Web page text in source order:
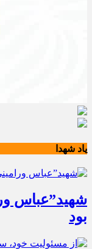
یاد شهدا
شهید”عباس
بود